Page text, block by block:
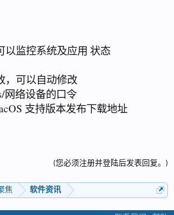
以监控系统及应用 状态
，可以自动修改
网络设备的口令
支持版本发布下载地址
(您必须注册并登陆后发表回复。)
焦 软件资讯